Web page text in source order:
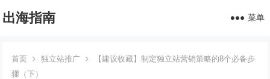
出海指南 菜单
首页 独立站推广
【建议收藏】制定独立站营销策略的8个必备步
骤（下）